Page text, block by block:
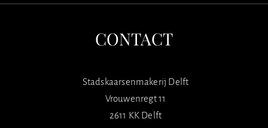
CONTACT
Stadskaarsenmakerij Delft
Vrouwenregt 11
2611 KK Delft